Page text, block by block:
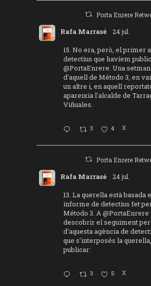
Porta Enrere
Rafa Marrasé 24 jul.
15. No era, però, el primer
detectius que havíem
@PortaEnrere. Una
d'aquell de Método 3, en
un altre i, en aquell
apareixia l'alcalde de
Viñuales.
3 4 X
Porta Enrere
Rafa Marrasé 24 jul.
13. La querella està basada
informe de detectius fet
Método 3. A@PortaEnrere
descobrir el seguiment
d'aquesta agència de
que s'interposés la
publicar:
3 5 X